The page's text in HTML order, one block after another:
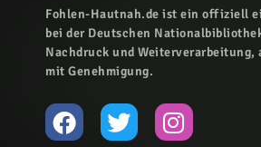
Fohlen-Hautnah.de ist ein offiziell
bei der Deutschen
Nachdruck und Weiterverarbeitung,
mit Genehmigung.